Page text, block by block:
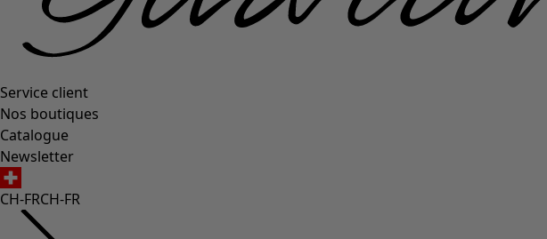
Service client
Nos boutiques
Catalogue
Newsletter
CH-FRCH-FR